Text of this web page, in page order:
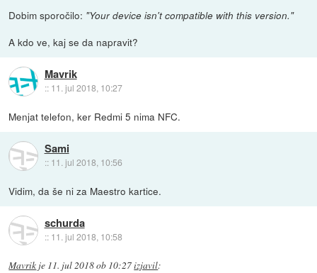
Dobim sporočilo: "Your device isn't compatible with this version."
A kdo ve, kaj se da napravit?
Mavrik
:: 11. jul 2018, 10:27
Menjat telefon, ker Redmi 5 nima NFC.
Sami
:: 11. jul 2018, 10:56
Vidim, da še ni za Maestro kartice.
schurda
:: 11. jul 2018, 10:58
Mavrik je 11. jul 2018 ob 10:27izjavil: